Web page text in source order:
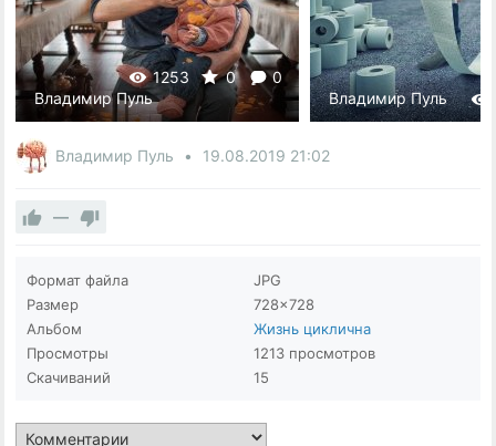
1253 0
0
Владимир Пуль
Владимир Пуль
Владимир Пуль 19.08.2019 21:02
—
Формат файла
JPG
Размер
728×728
Альбом
Жизнь циклична
Просмотры
1213 просмотров
Скачиваний
15